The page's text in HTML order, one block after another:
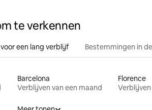
te verkennen
een lang verblijf Bestemmingen in
Barcelona
Verblijven van een maand
Florence